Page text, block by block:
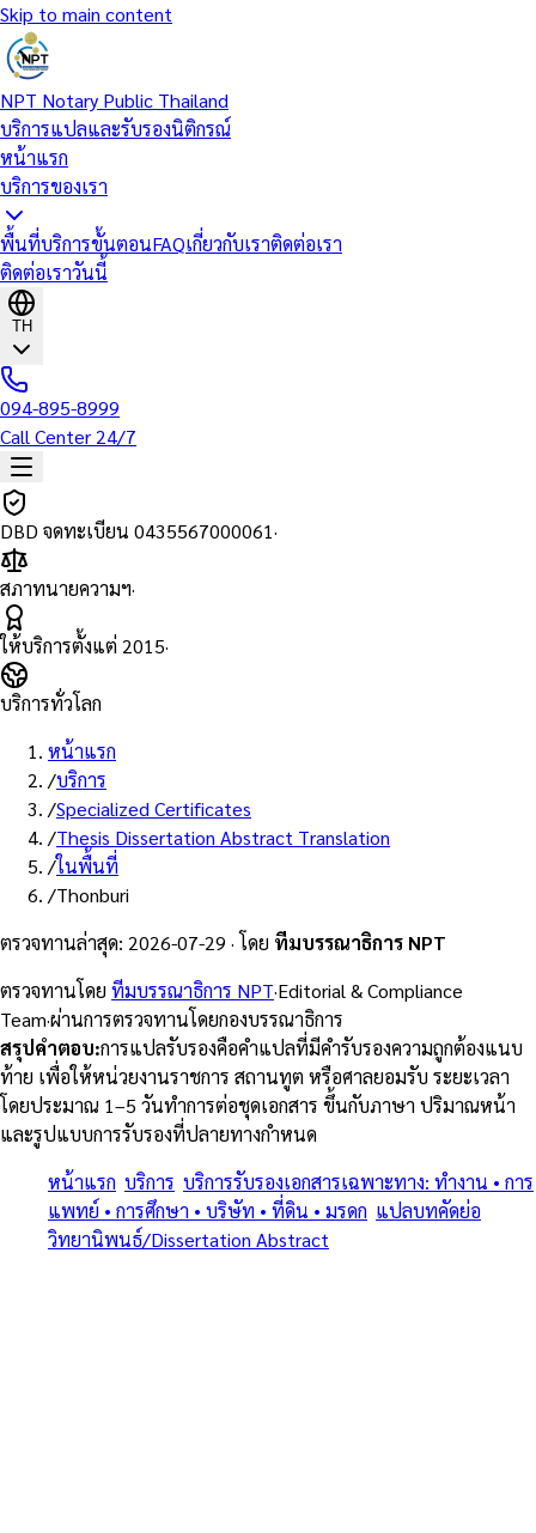
Skip to main content
NPT Notary Public Thailand
บริการแปลและรับรองนิติกรณ์
หน้าแรก
บริการของเรา
พื้นที่บริการขั้นตอนFAQเกี่ยวกับเราติดต่อเรา
ติดต่อเราวันนี้
TH
094-895-8999
Call Center 24/7
DBD จดทะเบียน 0435567000061·
สภาทนายความฯ·
ให้บริการตั้งแต่ 2015·
บริการทั่วโลก
หน้าแรก
/บริการ
/Specialized Certificates
/Thesis Dissertation Abstract Translation
/ในพื้นที่
/Thonburi
ตรวจทานล่าสุด: 2026-07-29 · โดย ทีมบรรณาธิการ NPT
ตรวจทานโดย ทีมบรรณาธิการ NPT·Editorial & Compliance
Team·ผ่านการตรวจทานโดยกองบรรณาธิการ
สรุปคำตอบ:การแปลรับรองคือคำแปลที่มีคำรับรองความถูกต้องแนบ
ท้าย เพื่อให้หน่วยงานราชการ สถานทูต หรือศาลยอมรับ ระยะเวลา
โดยประมาณ 1–5 วันทำการต่อชุดเอกสาร ขึ้นกับภาษา ปริมาณหน้า
และรูปแบบการรับรองที่ปลายทางกำหนด
หน้าแรก บริการ บริการรับรองเอกสารเฉพาะทาง: ทำงาน • การ
แพทย์ • การศึกษา • บริษัท • ที่ดิน • มรดก แปลบทคัดย่อ
วิทยานิพนธ์/Dissertation Abstract